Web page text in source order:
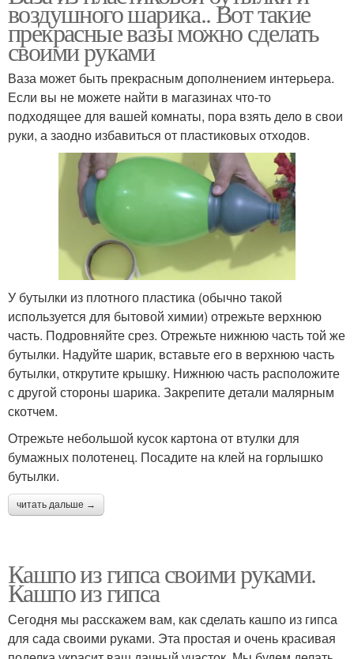
воздушного шарика.. Вот такие
прекрасные вазы можно сделать
своими руками
Ваза может быть прекрасным дополнением интерьера.
Если вы не можете найти в магазинах что-то
подходящее для вашей комнаты, пора взять дело в свои
руки, а заодно избавиться от пластиковых отходов.
У бутылки из плотного пластика (обычно такой
используется для бытовой химии) отрежьте верхнюю
часть. Подровняйте срез. Отрежьте нижнюю часть той же
бутылки. Надуйте шарик, вставьте его в верхнюю часть
бутылки, открутите крышку. Нижнюю часть расположите
с другой стороны шарика. Закрепите детали малярным
скотчем.
Отрежьте небольшой кусок картона от втулки для
бумажных полотенец. Посадите на клей на горлышко
бутылки.
читать дальше →
Кашпо из гипса своими руками.
Кашпо из гипса
Сегодня мы расскажем вам, как сделать кашпо из гипса
для сада своими руками. Эта простая и очень красивая